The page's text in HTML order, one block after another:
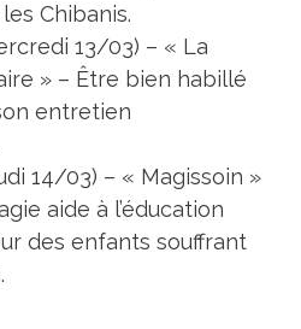
Chibanis.
13/03) – « La
» – Être bien habillé
entretien
14/03) – « Magissoin »
aide à l’éducation
des enfants souffrant